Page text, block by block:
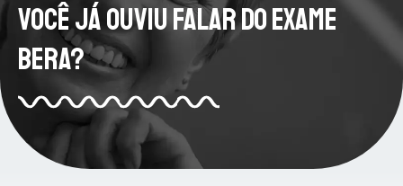
Você já Ouviu Falar do Exame
Bera?